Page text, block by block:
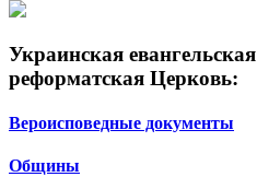
Украинская евангельская
реформатская Церковь:
Вероисповедные документы
Общины